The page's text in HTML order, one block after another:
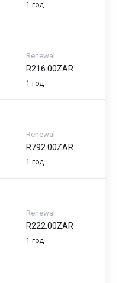
1 год
Renewal
R216.00ZAR
1 год
Renewal
R792.00ZAR
1 год
Renewal
R222.00ZAR
1 год